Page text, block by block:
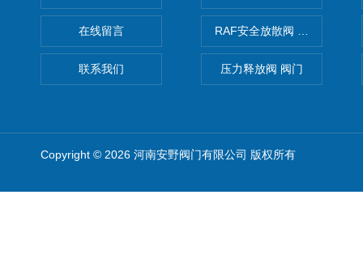
在线留言
联系我们
RAF安全放散阀 阀生产
压力释放阀 阀门
Copyright © 2026 河南安野阀门有限公司 版权所有